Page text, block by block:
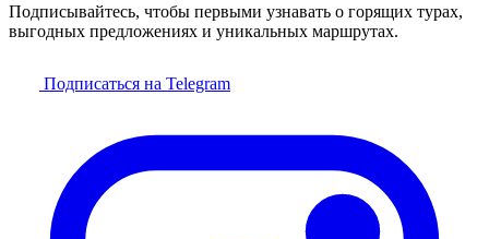
Подписывайтесь, чтобы первыми узнавать о горящих турах,
выгодных предложениях и уникальных маршрутах.
Подписаться на Telegram